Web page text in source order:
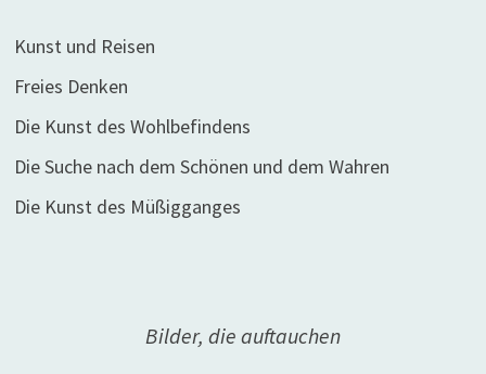
Kunst und Reisen
Freies Denken
Die Kunst des Wohlbefindens
Die Suche nach dem Schönen und dem Wahren
Die Kunst des Müßigganges
Bilder, die auftauchen